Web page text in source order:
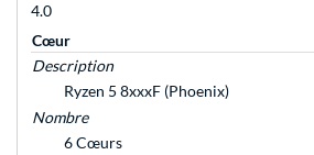
4.0
Cœur
Description
Ryzen 5 8xxxF (Phoenix)
Nombre
6 Cœurs